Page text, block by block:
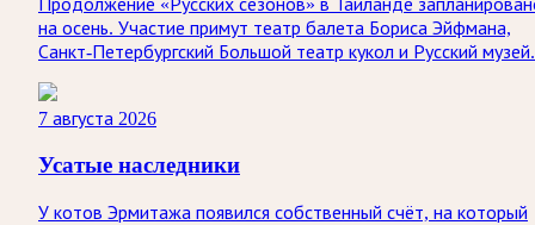
Продолжение «Русских сезонов» в Таиланде
на осень. Участие примут театр балета Бориса Эйфмана,
Санкт-Петербургский Большой театр кукол и Русский музей.
7 августа 2026
Усатые наследники
У котов Эрмитажа появился собственный счёт, на который